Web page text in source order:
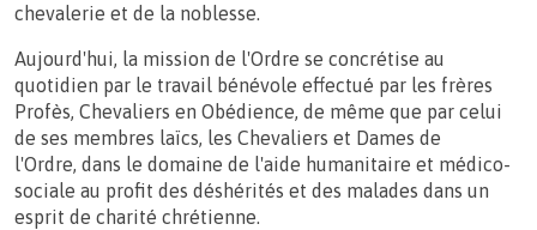
chevalerie et de la noblesse.
Aujourd'hui, la mission de l'Ordre se concrétise au
quotidien par le travail bénévole effectué par les frères
Profès, Chevaliers en Obédience, de même que par celui
de ses membres laïcs, les Chevaliers et Dames de
l'Ordre, dans le domaine de l'aide humanitaire et médico-
sociale au profit des déshérités et des malades dans un
esprit de charité chrétienne.